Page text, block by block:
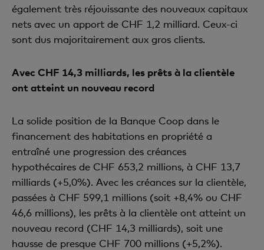
également très réjouissante des nouveaux capitaux
nets avec un apport de CHF 1,2 milliard. Ceux-ci
sont dus majoritairement aux gros clients.
Avec CHF 14,3 milliards, les prêts à la clientèle
ont atteint un nouveau record
La solide position de la Banque Coop dans le
financement des habitations en propriété a
entraîné une progression des créances
hypothécaires de CHF 653,2 millions, à CHF 13,7
milliards (+5,0%). Avec les créances sur la clientèle,
passées à CHF 599,1 millions (soit +8,4% ou CHF
46,6 millions), les prêts à la clientèle ont atteint un
nouveau record (CHF 14,3 milliards), soit une
hausse de presque CHF 700 millions (+5,2%).